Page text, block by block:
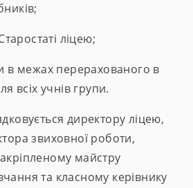
ліцею;
в межах перерахованого в
всіх учнів групи.
директору ліцею,
звиховної роботи,
майстру
та класному керівнику